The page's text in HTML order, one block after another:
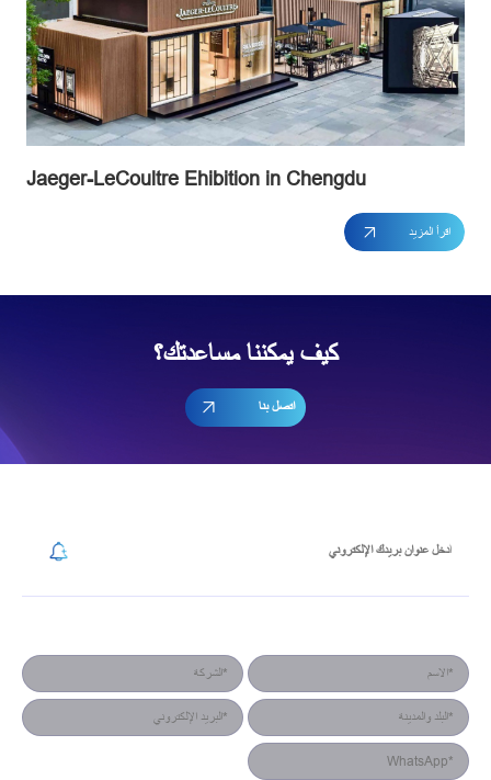
Jaeger-LeCoultre Ehibition in Chengdu
اقرأ المزيد
كيف يمكننا مساعدتك؟
اتصل بنا